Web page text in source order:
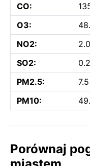
CO:
O3:
NO2:
SO2:
PM2.5:
PM10:
Porównaj